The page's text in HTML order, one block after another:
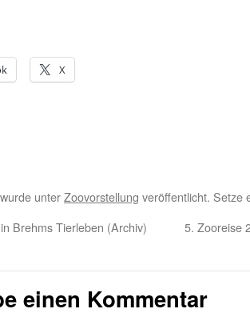
X
unterZoovorstellung veröffentlicht. Setze
Brehms Tierleben (Archiv) 5. Zooreise
einen Kommentar